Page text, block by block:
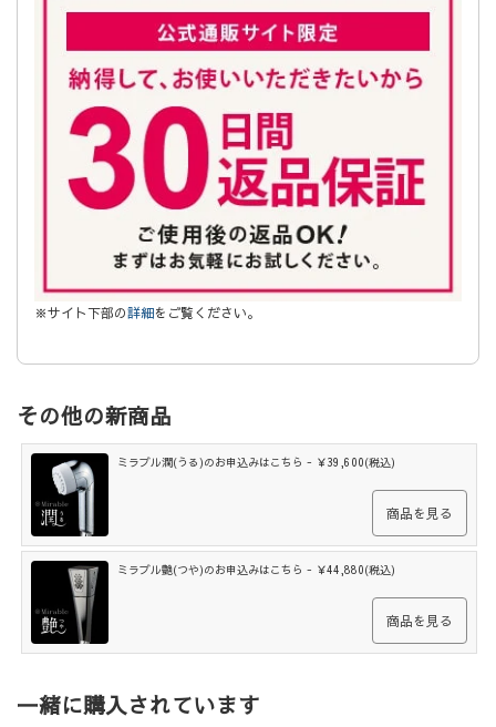
※サイト下部の詳細をご覧ください。
その他の新商品
ミラブル潤(うる)のお申込みはこちら - ￥39,600(税込)
商品を見る
ミラブル艶(つや)のお申込みはこちら - ￥44,880(税込)
商品を見る
一緒に購入されています